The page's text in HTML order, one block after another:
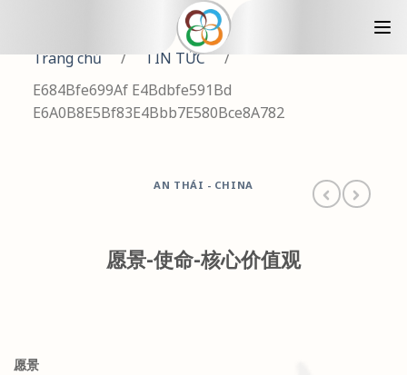
Trang chủ / TIN TỨC
/
E684Bfe699Af E4Bdbfe591Bd
E6A0B8E5Bf83E4Bbb7E580Bce8A782
AN THÁI - CHINA
愿景-使命-核心价值观
愿景